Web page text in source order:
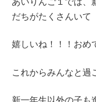
だちがたくさんいて
嬉しいね！！！お
これからみんなと過
新一年生以外の子も